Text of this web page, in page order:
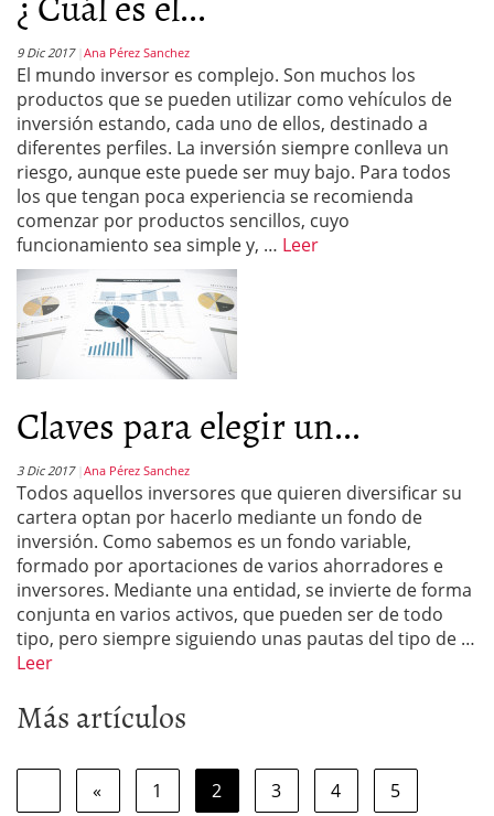
9 Dic 2017 Ana Pérez Sanchez
El mundo inversor es complejo. Son muchos los
productos que se pueden utilizar como vehículos de
inversión estando, cada uno de ellos, destinado a
diferentes perfiles. La inversión siempre conlleva un
riesgo, aunque este puede ser muy bajo. Para todos
los que tengan poca experiencia se recomienda
comenzar por productos sencillos, cuyo
funcionamiento sea simple y, … Leer
Claves para elegir un...
3 Dic 2017 Ana Pérez Sanchez
Todos aquellos inversores que quieren diversificar su
cartera optan por hacerlo mediante un fondo de
inversión. Como sabemos es un fondo variable,
formado por aportaciones de varios ahorradores e
inversores. Mediante una entidad, se invierte de forma
conjunta en varios activos, que pueden ser de todo
tipo, pero siempre siguiendo unas pautas del tipo de …
Leer
Más artículos
« 1 2 3 4 5